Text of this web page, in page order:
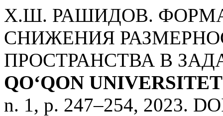
Х.Ш. РАШИДОВ.
СНИЖЕНИЯ
ПРОСТРАНСТВА В
QO‘QON
n. 1, p. 247–254, 2023.